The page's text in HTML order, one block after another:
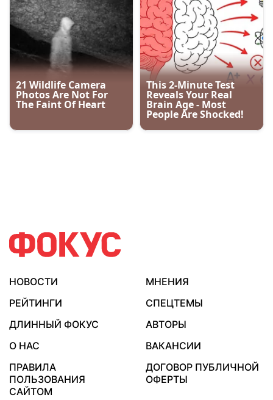
НОВОСТИ
МНЕНИЯ
РЕЙТИНГИ
СПЕЦТЕМЫ
ДЛИННЫЙ ФОКУС
АВТОРЫ
О НАС
ВАКАНСИИ
ПРАВИЛА
ПОЛЬЗОВАНИЯ
САЙТОМ
ДОГОВОР ПУБЛИЧНОЙ
ОФЕРТЫ